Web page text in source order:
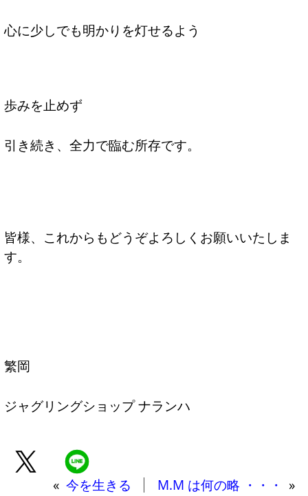
心に少しでも明かりを灯せるよう
歩みを止めず
引き続き、全力で臨む所存です。
皆様、これからもどうぞよろしくお願いいたしま
す。
繁岡
ジャグリングショップ ナランハ
« 今を生きる M.M は何の略 ・・・ »